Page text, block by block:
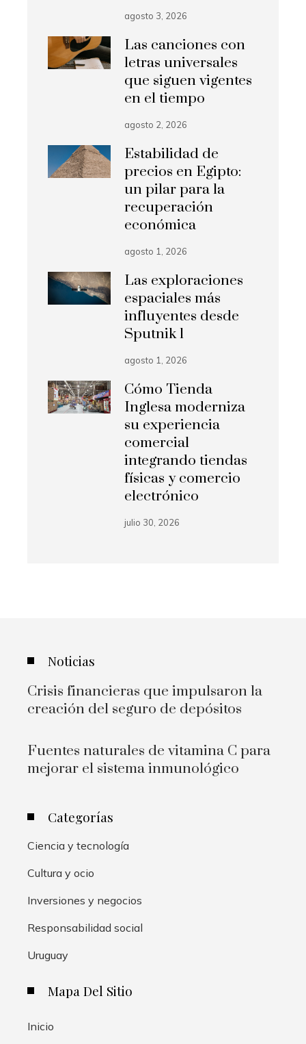
agosto 3, 2026
Las canciones con
letras universales
que siguen vigentes
en el tiempo
agosto 2, 2026
Estabilidad de
precios en Egipto:
un pilar para la
recuperación
económica
agosto 1, 2026
Las exploraciones
espaciales más
influyentes desde
Sputnik 1
agosto 1, 2026
Cómo Tienda
Inglesa moderniza
su experiencia
comercial
integrando tiendas
físicas y comercio
electrónico
julio 30, 2026
Noticias
Crisis financieras que impulsaron la
creación del seguro de depósitos
Fuentes naturales de vitamina C para
mejorar el sistema inmunológico
Categorías
Ciencia y tecnología
Cultura y ocio
Inversiones y negocios
Responsabilidad social
Uruguay
Mapa Del Sitio
Inicio